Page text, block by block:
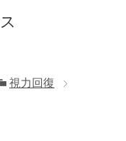
視力回復